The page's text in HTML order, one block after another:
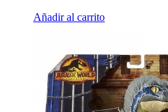
Añadir al carrito